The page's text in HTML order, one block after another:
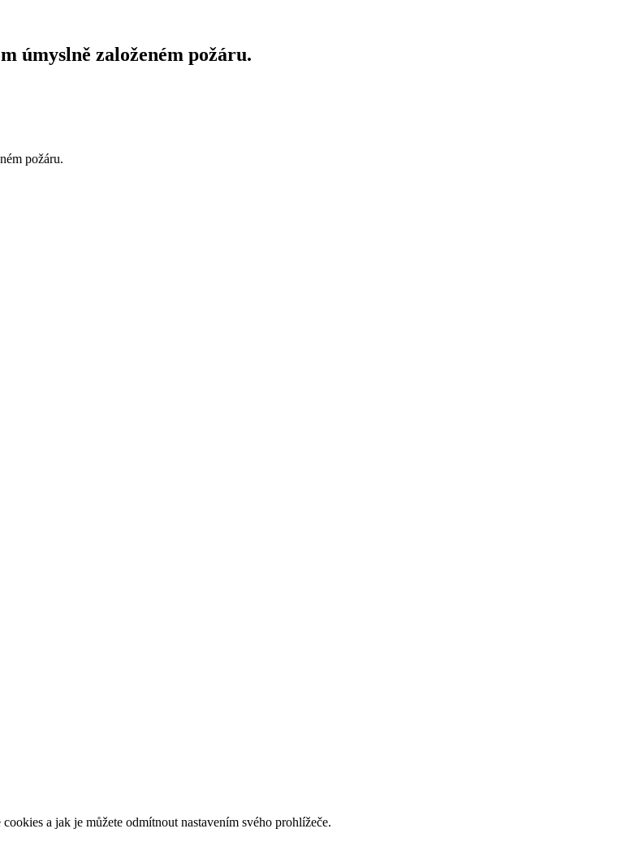
úmyslně založeném požáru.
požáru.
a jak je můžete odmítnout nastavením svého prohlížeče.